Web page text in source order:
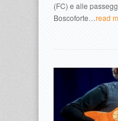
(FC) e alle
Boscoforte…read